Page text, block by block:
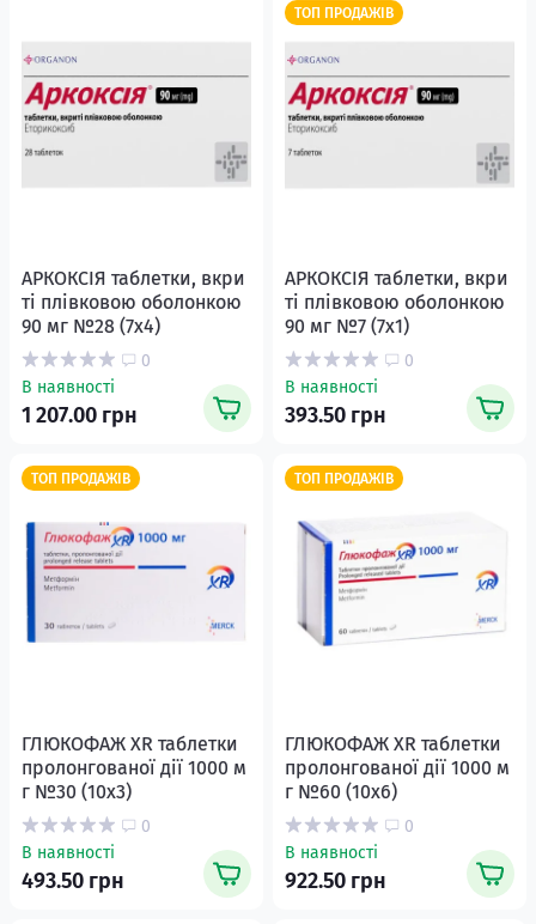
АРКОКСІЯ таблетки, вкри
ті плівковою оболонкою
90 мг №28 (7х4)
0
В наявності
1 207.00 грн
ТОП ПРОДАЖІВ
АРКОКСІЯ таблетки, вкри
ті плівковою оболонкою
90 мг №7 (7х1)
0
В наявності
393.50 грн
ТОП ПРОДАЖІВ
ГЛЮКОФАЖ XR таблетки
пролонгованої дії 1000 м
г №30 (10х3)
0
В наявності
493.50 грн
ТОП ПРОДАЖІВ
ГЛЮКОФАЖ XR таблетки
пролонгованої дії 1000 м
г №60 (10х6)
0
В наявності
922.50 грн